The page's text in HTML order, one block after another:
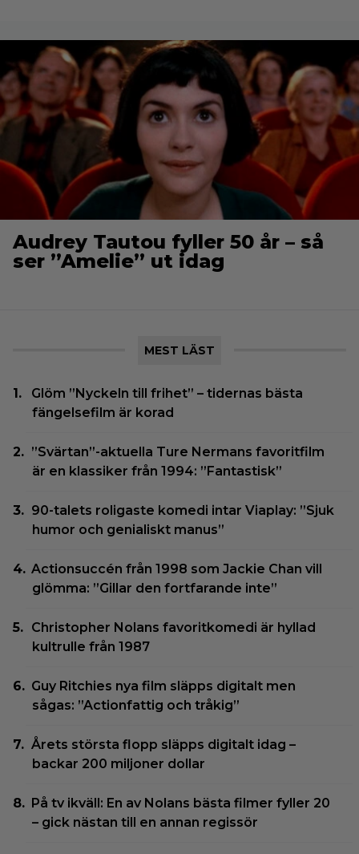
Audrey Tautou fyller 50 år – så
ser ”Amelie” ut idag
MEST LÄST
Glöm ”Nyckeln till frihet” – tidernas bästa
fängelsefilm är korad
”Svärtan”-aktuella Ture Nermans favoritfilm
är en klassiker från 1994: ”Fantastisk”
90-talets roligaste komedi intar Viaplay: ”Sjuk
humor och genialiskt manus”
Actionsuccén från 1998 som Jackie Chan vill
glömma: ”Gillar den fortfarande inte”
Christopher Nolans favoritkomedi är hyllad
kultrulle från 1987
Guy Ritchies nya film släpps digitalt men
sågas: ”Actionfattig och tråkig”
Årets största flopp släpps digitalt idag –
backar 200 miljoner dollar
På tv ikväll: En av Nolans bästa filmer fyller 20
– gick nästan till en annan regissör